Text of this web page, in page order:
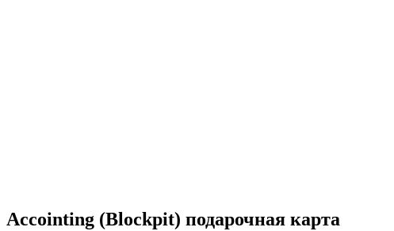
Accointing (Blockpit) подарочная карта